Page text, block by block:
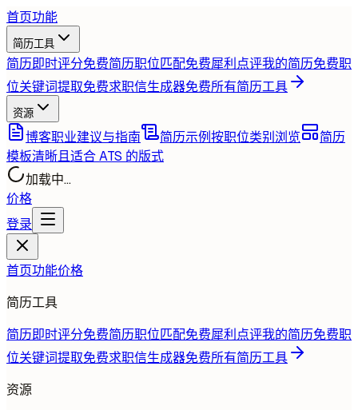
首页功能
简历工具
简历即时评分免费简历职位匹配免费犀利点评我的简历免费职
位关键词提取免费求职信生成器免费所有简历工具
资源
博客职业建议与指南 简历示例按职位类别浏览
简历
模板清晰且适合 ATS 的版式
加载中...
价格
登录
首页功能价格
简历工具
简历即时评分免费简历职位匹配免费犀利点评我的简历免费职
位关键词提取免费求职信生成器免费所有简历工具
资源